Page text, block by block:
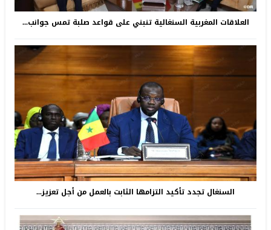
العلاقات المغربية السنغالية تنبني على قواعد صلبة تمس جوانب...
السنغال تجدد تأكيد التزامها الثابت بالعمل من أجل تعزيز...